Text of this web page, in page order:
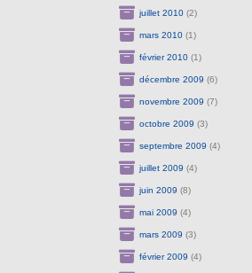
juillet 2010(2)
mars 2010(1)
février 2010(1)
décembre 2009 (6)
novembre 2009 (7)
octobre 2009 (3)
septembre 2009 (4)
juillet 2009 (4)
juin 2009 (8)
mai 2009 (4)
mars 2009 (3)
février 2009 (4)